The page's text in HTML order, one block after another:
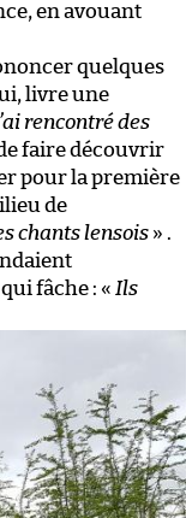
en avouant
quelques
livre une
rencontré des
faire découvrir
pour la première
de
chants lensois » .
fâche : « Ils